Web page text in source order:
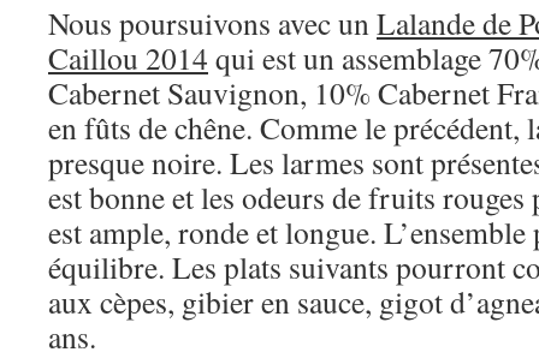
Nous poursuivons avec un Lalande de
Caillou 2014 qui est un assemblage
Cabernet Sauvignon, 10% Cabernet
en fûts de chêne. Comme le précédent,
presque noire. Les larmes sont
est bonne et les odeurs de fruits
est ample, ronde et longue. L’ensemble
équilibre. Les plats suivants pourront
aux cèpes, gibier en sauce, gigot
ans.